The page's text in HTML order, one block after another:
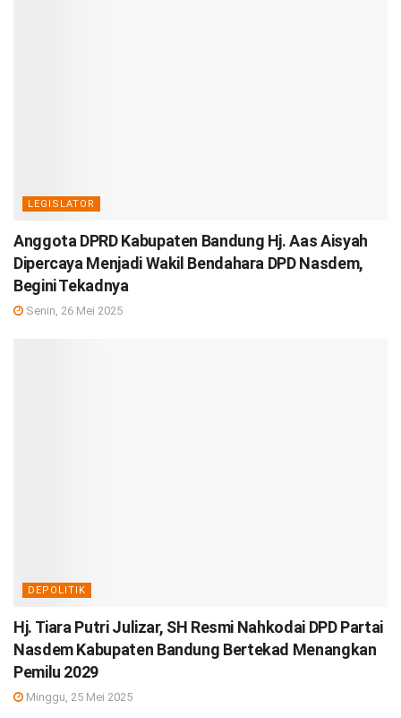
LEGISLATOR
Anggota DPRD Kabupaten Bandung Hj. Aas Aisyah
Dipercaya Menjadi Wakil Bendahara DPD Nasdem,
Begini Tekadnya
Senin, 26 Mei 2025
DEPOLITIK
Hj. Tiara Putri Julizar, SH Resmi Nahkodai DPD Partai
Nasdem Kabupaten Bandung Bertekad Menangkan
Pemilu 2029
Minggu, 25 Mei 2025